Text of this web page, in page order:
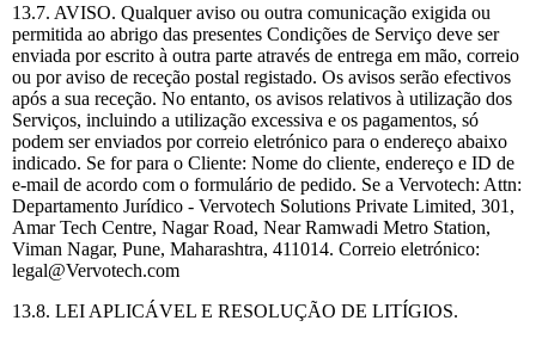
13.7. AVISO. Qualquer aviso ou outra comunicação exigida ou
permitida ao abrigo das presentes Condições de Serviço deve ser
enviada por escrito à outra parte através de entrega em mão, correio
ou por aviso de receção postal registado. Os avisos serão efectivos
após a sua receção. No entanto, os avisos relativos à utilização dos
Serviços, incluindo a utilização excessiva e os pagamentos, só
podem ser enviados por correio eletrónico para o endereço abaixo
indicado. Se for para o Cliente: Nome do cliente, endereço e ID de
e-mail de acordo com o formulário de pedido. Se a Vervotech: Attn:
Departamento Jurídico - Vervotech Solutions Private Limited, 301,
Amar Tech Centre, Nagar Road, Near Ramwadi Metro Station,
Viman Nagar, Pune, Maharashtra, 411014. Correio eletrónico:
legal@Vervotech.com
13.8. LEI APLICÁVEL E RESOLUÇÃO DE LITÍGIOS.